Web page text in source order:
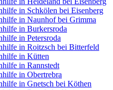
in Schkölen bei Eisenberg
in Naunhof bei Grimma
in Burkersroda
in Petersroda
in Roitzsch bei Bitterfeld
in Kütten
in Rannstedt
in Obertrebra
in Gnetsch bei Köthen